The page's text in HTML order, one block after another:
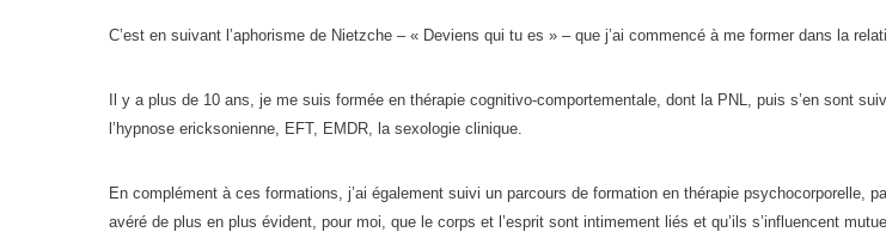
C’est en suivant l’aphorisme de Nietzche – « Deviens qui tu es » – que j’ai commencé à me former dans la
Il y a plus de 10 ans, je me suis formée en thérapie cognitivo-comportementale, dont la PNL, puis s’en sont
l’hypnose ericksonienne, EFT, EMDR, la sexologie clinique.
En complément à ces formations, j’ai également suivi un parcours de formation en thérapie psychocorporelle,
avéré de plus en plus évident, pour moi, que le corps et l’esprit sont intimement liés et qu’ils s’influencent